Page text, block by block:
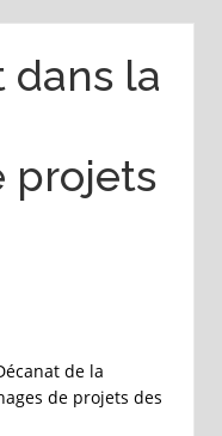
dans la
projets
de la
de projets des